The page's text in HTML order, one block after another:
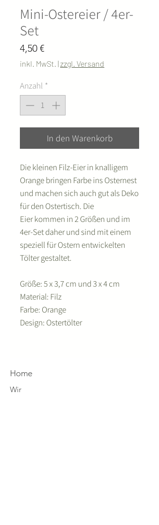
Mini-Ostereier / 4er-
Set
4,50 €Preis
inkl. MwSt. |zzgl. Versand
Anzahl *
In den Warenkorb
Die kleinen Filz-Eier in knalligem
Orange bringen Farbe ins Osternest
und machen sich auch gut als Deko
für den Ostertisch. Die
Eier kommen in 2 Größen und im
4er-Set daher und sind mit einem
speziell für Ostern entwickelten
Tölter gestaltet.
Größe: 5 x 3,7 cm und 3 x 4 cm
Material: Filz
Farbe: Orange
Design: Ostertölter
Home
Wir